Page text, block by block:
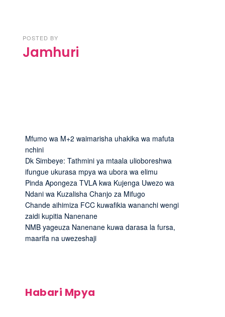
POSTED BY
Jamhuri
Mfumo wa M+2 waimarisha uhakika wa mafuta
nchini
Dk Simbeye: Tathmini ya mtaala ulioboreshwa
ifungue ukurasa mpya wa ubora wa elimu
Pinda Apongeza TVLA kwa Kujenga Uwezo wa
Ndani wa Kuzalisha Chanjo za Mifugo
Chande aihimiza FCC kuwafikia wananchi wengi
zaidi kupitia Nanenane
NMB yageuza Nanenane kuwa darasa la fursa,
maarifa na uwezeshaji
Habari Mpya